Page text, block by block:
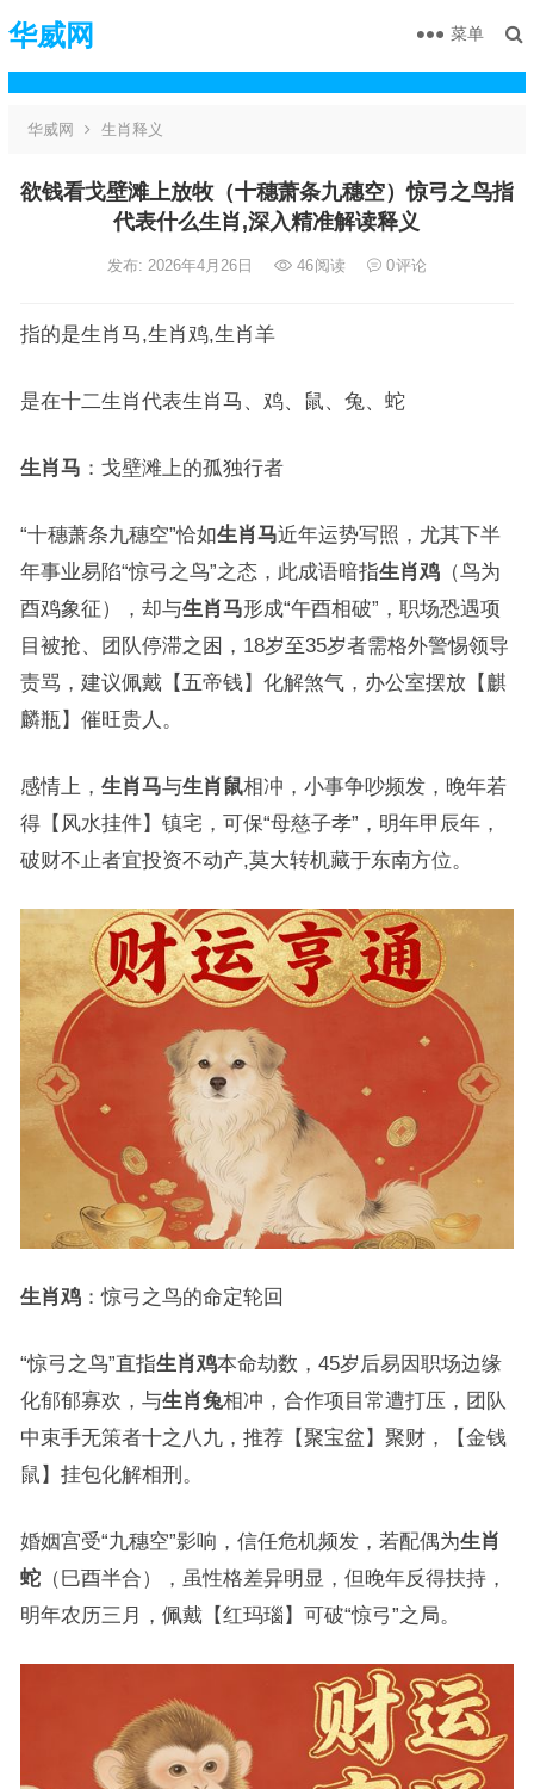
华威网 菜单
华威网 生肖释义
欲钱看戈壁滩上放牧（十穗萧条九穗空）惊弓之鸟指
代表什么生肖,深入精准解读释义
发布: 2026年4月26日 46阅读 0评论
指的是生肖马,生肖鸡,生肖羊
是在十二生肖代表生肖马、鸡、鼠、兔、蛇
生肖马 ：戈壁滩上的孤独行者
“十穗萧条九穗空”恰如生肖马近年运势写照，尤其下半
年事业易陷“惊弓之鸟”之态，此成语暗指生肖鸡（鸟为
酉鸡象征），却与生肖马形成“午酉相破”，职场恐遇项
目被抢、团队停滞之困，18岁至35岁者需格外警惕领导
责骂，建议佩戴【五帝钱】化解煞气，办公室摆放【麒
麟瓶】催旺贵人。
感情上， 生肖马与生肖鼠相冲，小事争吵频发，晚年若
得【风水挂件】镇宅，可保“母慈子孝”，明年甲辰年，
破财不止者宜投资不动产,莫大转机藏于东南方位。
生肖鸡：惊弓之鸟的命定轮回
“惊弓之鸟”直指生肖鸡本命劫数，45岁后易因职场边缘
化郁郁寡欢，与生肖兔相冲，合作项目常遭打压，团队
中束手无策者十之八九，推荐【聚宝盆】聚财，【金钱
鼠】挂包化解相刑。
婚姻宫受“九穗空”影响，信任危机频发，若配偶为生肖
蛇（巳酉半合），虽性格差异明显，但晚年反得扶持，
明年农历三月，佩戴【红玛瑙】可破“惊弓”之局。